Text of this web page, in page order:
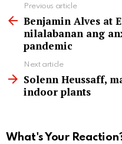
more
Previous article
Benjamin Alves at
nilalabanan ang
pandemic
Next article
Solenn Heussaff,
indoor plants
What's Your